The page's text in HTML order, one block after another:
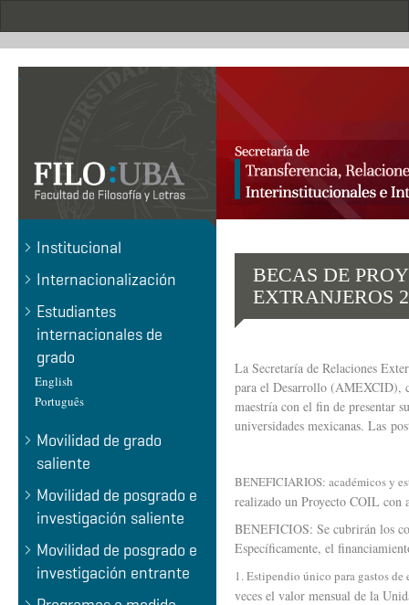
.
Institucional
Internacionalización
Estudiantes
internacionales de
grado
English
Português
Movilidad de grado
saliente
Movilidad de posgrado e
investigación saliente
Movilidad de posgrado e
investigación entrante
BECAS DE
EXTRANJEROS
La Secretaría de Relaciones
para el Desarrollo (AMEXCID),
maestría con el fin de presentar
universidades mexicanas. Las
BENEFICIARIOS: académicos y
realizado un Proyecto COIL
BENEFICIOS: Se cubrirán los
Específicamente, el
1. Estipendio único para gastos
veces el valor mensual de la